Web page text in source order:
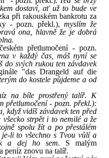
dostaví, ať už to bude ve
při rakouském bankrotu za
- pozn. překl.), myslím že
ona, hlavně že je dobrá
přetlumočení - pozn.
v každý čas, máš nyní se
do svých rukou ten závdavek
"das Drangeld auf die
do kostele půjdeme a od
na bíle prostřený talíř. K
přetlumočení - pozn. překl.):
když vidíš závdavek ten před
strpět i to nemilé a že
spolu žít a po přestálém
li to všechno s Tvou vůlí a
a dej ho sem. S malým
peníz znovu na talíř.